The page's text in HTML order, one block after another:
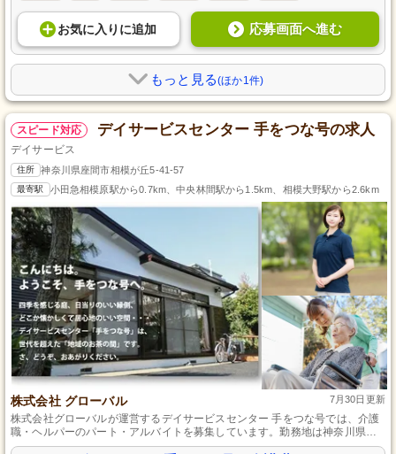
お気に入り に追加 応募画面へ進む
もっと見る(ほか1件)
スピード対応 デイサービスセンター 手をつな号の求人
デイサービス
住所 神奈川県座間市相模が丘5-41-57
最寄駅 小田急相模原駅から0.7km、中央林間駅から1.5km、相模大野駅から2.6km
株式会社 グローバル 7月30日更新
株式会社グローバルが運営するデイサービスセンター 手をつな号では、介護
職・ヘルパーのパート・アルバイトを募集しています。勤務地は神奈川県座
間市で、未経験でも大歓迎です。和やかな雰囲気の職場で、利用者様に寄り